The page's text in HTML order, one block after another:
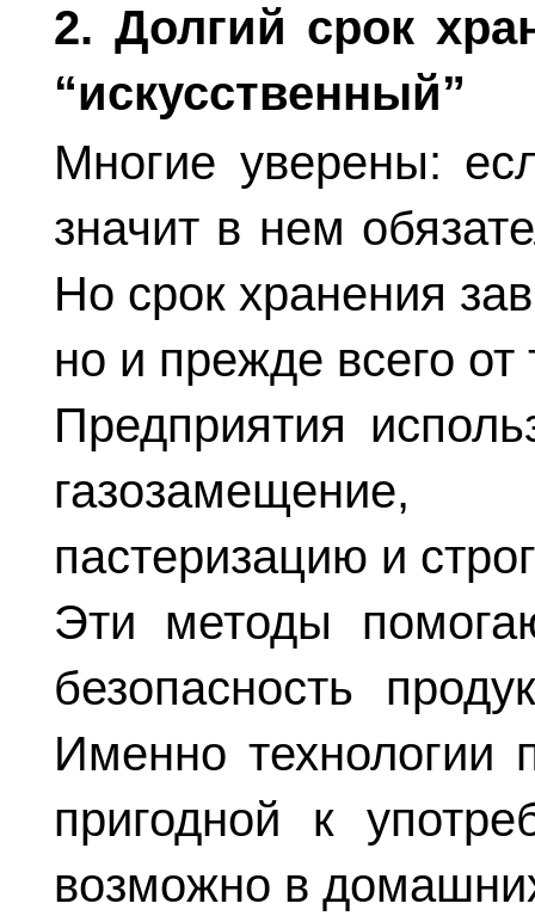
2. Долгий срок
“искусственный”
Многие уверены:
значит в нем
Но срок хранения
но и прежде всего от
Предприятия
пастеризацию и
Эти методы
безопасность
Именно технологии
пригодной к
возможно в